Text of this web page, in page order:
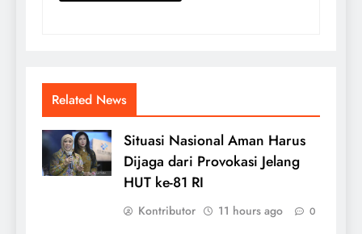
Related News
Situasi Nasional Aman Harus
Dijaga dari Provokasi Jelang
HUT ke-81 RI
Kontributor 11 hours ago 0